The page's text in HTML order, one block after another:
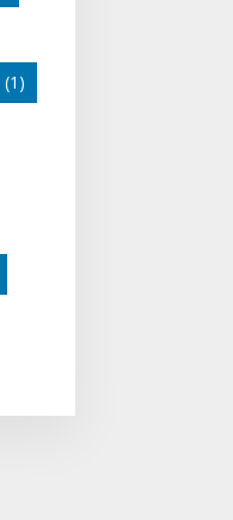
(1)